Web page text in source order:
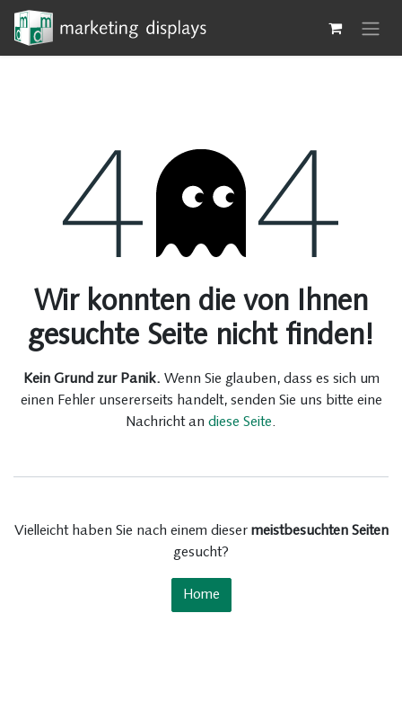
Zum Inhalt springen
Fehler 404
Wir konnten die von Ihnen
gesuchte Seite nicht finden!
Kein Grund zur Panik. Wenn Sie glauben, dass es sich um
einen Fehler unsererseits handelt, senden Sie uns bitte eine
Nachricht an diese Seite.
Vielleicht haben Sie nach einem dieser meistbesuchten Seiten
gesucht?
Home